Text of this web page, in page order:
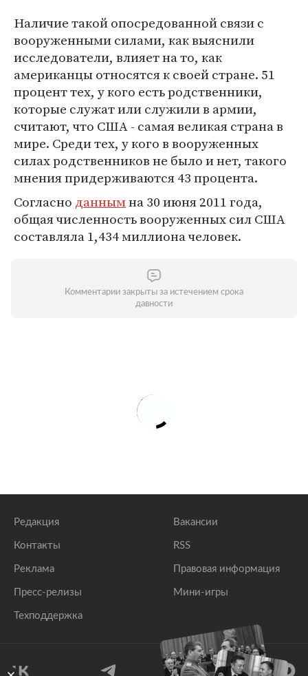
Наличие такой опосредованной связи с
вооруженными силами, как выяснили
исследователи, влияет на то, как
американцы относятся к своей стране. 51
процент тех, у кого есть родственники,
которые служат или служили в армии,
считают, что США - самая великая страна в
мире. Среди тех, у кого в вооруженных
силах родственников не было и нет, такого
мнения придерживаются 43 процента.
Согласно даннымна 30 июня 2011 года,
общая численность вооруженных сил США
составляла 1,434 миллиона человек.
Комментарии закрыты за истечением срока
давности
Редакция
Контакты
Реклама
Пресс-релизы
Техподдержка
Вакансии
RSS
Правовая информация
Мини-игры